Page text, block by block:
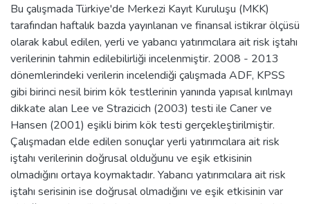
Bu çalışmada Türkiye'de Merkezi Kayıt Kuruluşu (MKK)
tarafından haftalık bazda yayınlanan ve finansal istikrar ölçüsü
olarak kabul edilen, yerli ve yabancı yatırımcılara ait risk iştahı
verilerinin tahmin edilebilirliği incelenmiştir. 2008 - 2013
dönemlerindeki verilerin incelendiği çalışmada ADF, KPSS
gibi birinci nesil birim kök testlerinin yanında yapısal kırılmayı
dikkate alan Lee ve Strazicich (2003) testi ile Caner ve
Hansen (2001) eşikli birim kök testi gerçekleştirilmiştir.
Çalışmadan elde edilen sonuçlar yerli yatırımcılara ait risk
iştahı verilerinin doğrusal olduğunu ve eşik etkisinin
olmadığını ortaya koymaktadır. Yabancı yatırımcılara ait risk
iştahı serisinin ise doğrusal olmadığını ve eşik etkisinin var